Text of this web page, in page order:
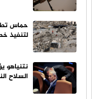
حماس
لتنفيذ
نتنياهو
السلاح